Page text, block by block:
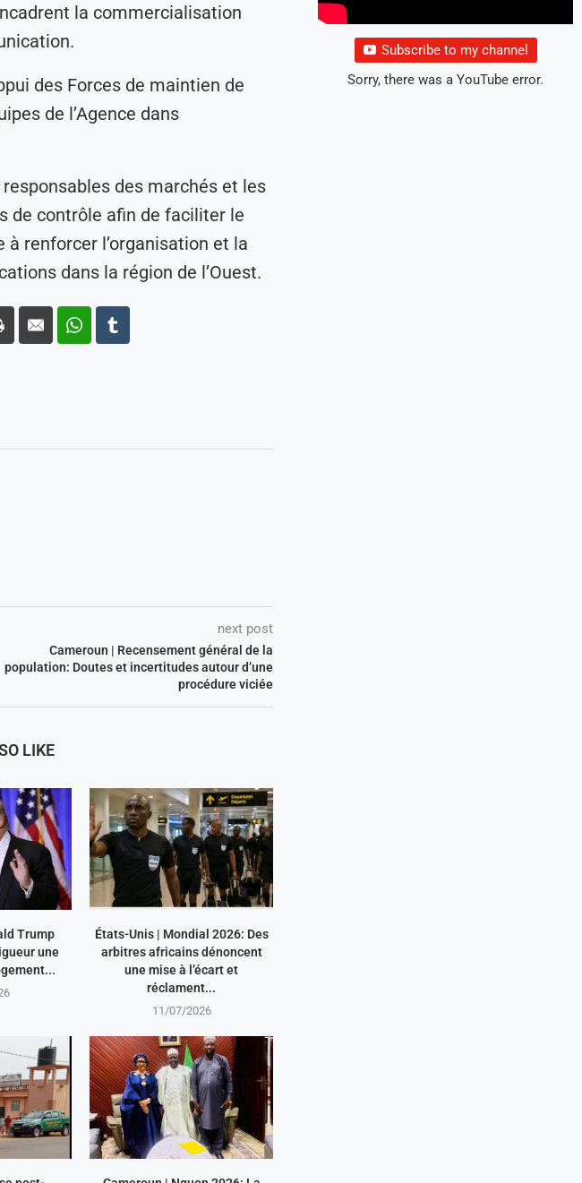
la commercialisation
des Forces de maintien de
de l’Agence dans
des marchés et les
de contrôle afin de faciliter le
renforcer l’organisation et la
dans la région de l’Ouest.
next post
Cameroun | Recensement général de la
population: Doutes et incertitudes autour d’une
procédure viciée
LIKE
Trump
une
États-Unis | Mondial 2026: Des
arbitres africains dénoncent
une mise à l’écart et
réclament...
11/07/2026
Subscribe to my channel
Sorry, there was a YouTube error.